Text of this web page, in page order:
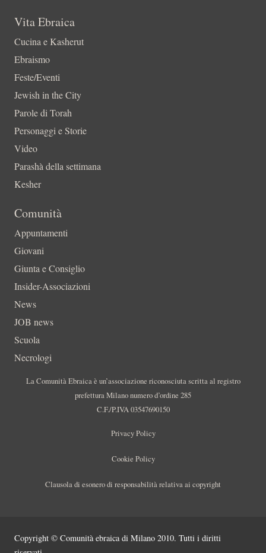
Vita Ebraica
Cucina e Kasherut
Ebraismo
Feste/Eventi
Jewish in the City
Parole di Torah
Personaggi e Storie
Video
Parashà della settimana
Kesher
Comunità
Appuntamenti
Giovani
Giunta e Consiglio
Insider-Associazioni
News
JOB news
Scuola
Necrologi
La Comunità Ebraica è un’associazione riconosciuta scritta al registro
prefettura Milano numero d’ordine 285
C.F./P.IVA 03547690150
Privacy Policy
Cookie Policy
Clausola di esonero di responsabilità relativa ai copyright
Copyright © Comunità ebraica di Milano 2010. Tutti i diritti